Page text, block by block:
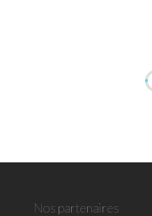
Nos partenaires